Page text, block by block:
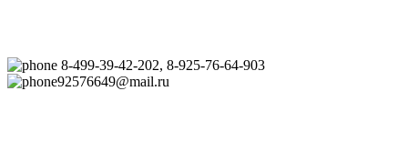
8-499-39-42-202, 8-925-76-64-903
92576649@mail.ru